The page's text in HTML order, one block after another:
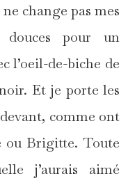
change pas mes
douces pour un
l’oeil-de-biche de
Et je porte les
comme ont
ou Brigitte. Toute
j’aurais aimé